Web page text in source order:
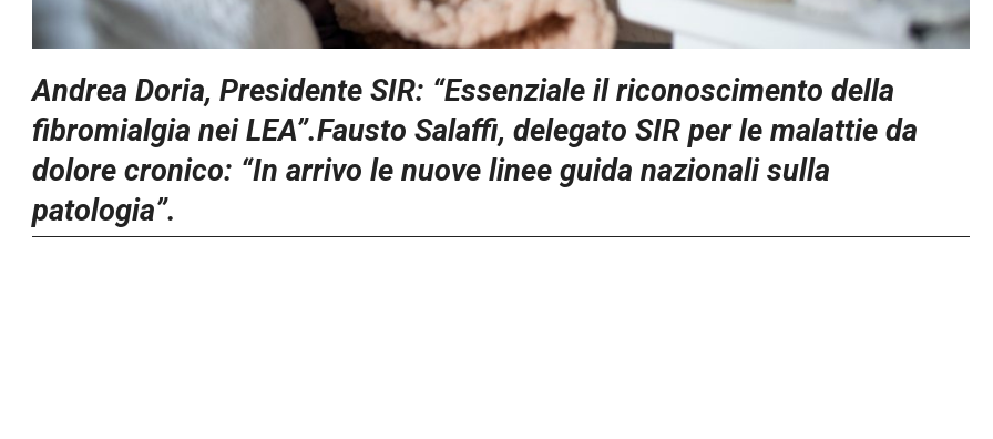
Andrea Doria, Presidente SIR: “Essenziale il riconoscimento della
fibromialgia nei LEA”.Fausto Salaffi, delegato SIR per le malattie da
dolore cronico: “In arrivo le nuove linee guida nazionali sulla
patologia”.